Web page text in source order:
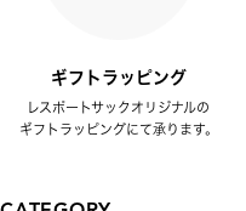
ギフトラッピング
レスポートサックオリジナルの
ギフトラッピングにて承ります。